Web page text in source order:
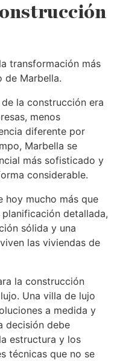
transformación más
de Marbella.
la construcción era
menos
diferente por
Marbella se
más sofisticado y
considerable.
hoy mucho más que
detallada,
sólida y una
las viviendas de
la construcción
Una villa de lujo
a medida y
decisión debe
estructura y los
técnicas que no se